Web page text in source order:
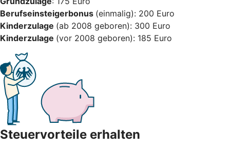
Berufseinsteigerbonus (einmalig): 200 Euro
Kinderzulage (ab 2008 geboren): 300 Euro
Kinderzulage (vor 2008 geboren): 185 Euro
Steuervorteile erhalten